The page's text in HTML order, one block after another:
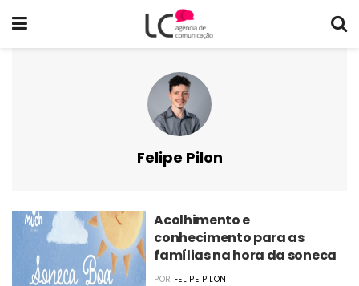
Felipe Pilon
Acolhimento e
conhecimento para as
famílias na hora da soneca
POR FELIPE PILON